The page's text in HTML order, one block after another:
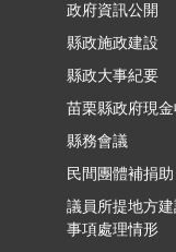
政府資訊公開
縣政施政建設
縣政大事紀要
苗栗縣政府現
縣務會議
民間團體補捐助
議員所提地方
事項處理情形